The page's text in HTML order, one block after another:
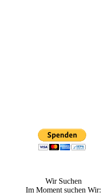
Wir Suchen
Im Moment suchen Wir: